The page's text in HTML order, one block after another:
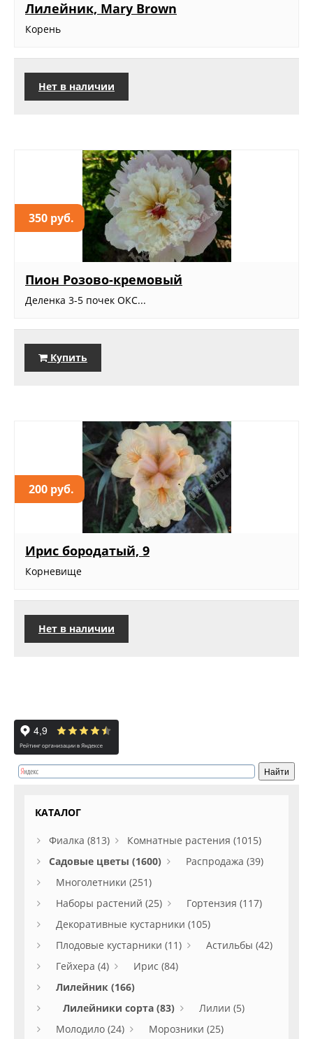
Лилейник, Mary Brown
Корень
Нет в наличии
350 руб.
Пион Розово-кремовый
Деленка 3-5 почек ОКС...
Купить
200 руб.
Ирис бородатый, 9
Корневище
Нет в наличии
КАТАЛОГ
Фиалка (813)
Комнатные растения (1015)
Садовые цветы (1600)
Распродажа (39)
Многолетники (251)
Наборы растений (25)
Гортензия (117)
Декоративные кустарники (105)
Плодовые кустарники (11)
Астильбы (42)
Гейхера (4)
Ирис (84)
Лилейник (166)
Лилейники сорта (83)
Лилии (5)
Молодило (24)
Морозники (25)